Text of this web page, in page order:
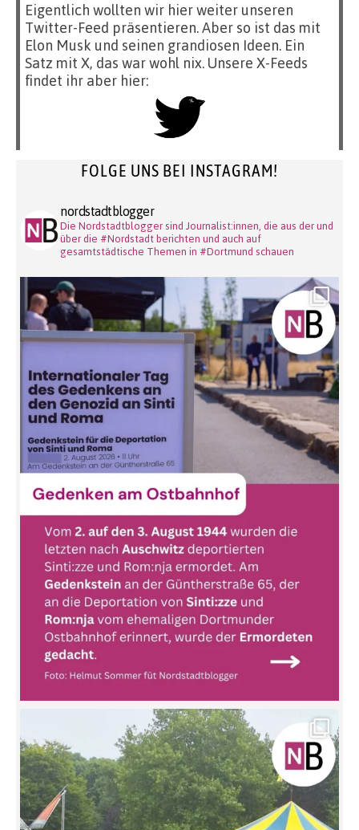
Eigentlich wollten wir hier weiter unseren
Twitter-Feed präsentieren. Aber so ist das mit
Elon Musk und seinen grandiosen Ideen. Ein
Satz mit X, das war wohl nix. Unsere X-Feeds
findet ihr aber hier:
FOLGE UNS BEI INSTAGRAM!
nordstadtblogger
Die Nordstadtblogger sind Journalist:innen, die aus der und
über die #Nordstadt berichten und auch auf
gesamtstädtische Themen in #Dortmund schauen